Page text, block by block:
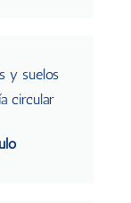
y suelos
circular